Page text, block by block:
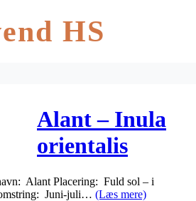
HS
Alant – Inula
orientalis
grandiflorum
Alant Placering: Fuld sol – i
Juni-juli… (Læs mere)